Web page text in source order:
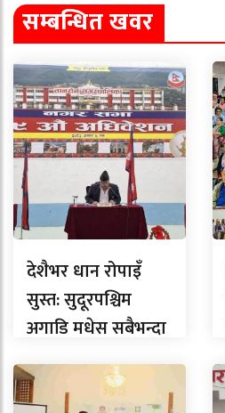
सम्बन्धित खवर
देशैभर धान रोपाइँ
सुस्त: सुदूरपश्चिम
अगाडि मधेस सबैभन्दा
पछाडि, लुम्बिनीमा
कति ?